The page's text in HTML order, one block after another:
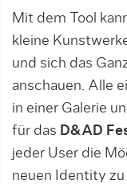
Mit dem Tool
kleine
und sich das
anschauen. Alle
in einer Galerie
für das D&AD
jeder User die
neuen Identity